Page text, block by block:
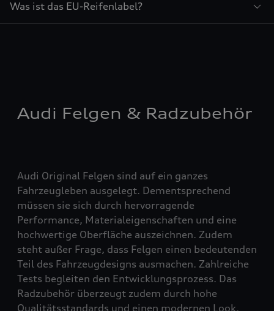
Was ist das EU-Reifenlabel?
Audi Felgen & Radzubehör
Audi Original Felgen sind auf ein ganzes
Fahrzeugleben ausgelegt. Dementsprechend
müssen sie sich durch hervorragende
Performance, Materialeigenschaften und eine
hochwertige Oberfläche auszeichnen. Zudem
steht außer Frage, dass Felgen einen bedeutenden
Teil des Fahrzeugdesigns ausmachen. Zahlreiche
Tests begleiten den Entwicklungsprozess. Das
Radzubehör überzeugt zudem durch hohe
Qualitätsstandards und einen modernen Look.